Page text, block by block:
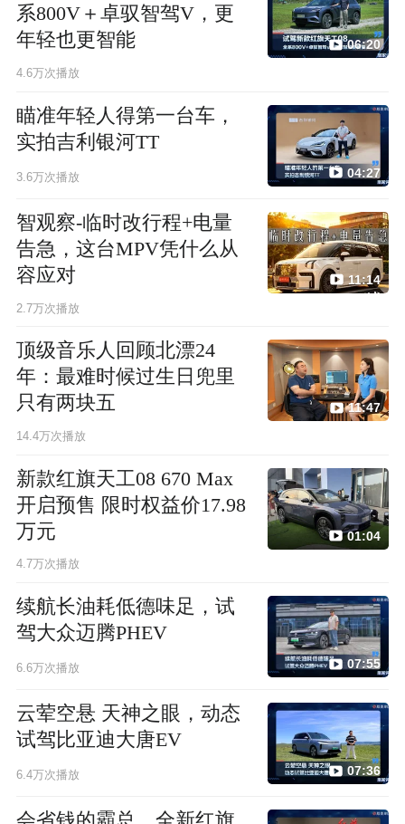
系800V＋卓驭智驾V，更
年轻也更智能
4.6万次播放
06:20
瞄准年轻人得第一台车，
实拍吉利银河TT
3.6万次播放 04:27
智观察-临时改行程+电量
告急，这台MPV凭什么从
容应对
2.7万次播放
11:14
顶级音乐人回顾北漂24
年：最难时候过生日兜里
只有两块五
14.4万次播放
11:47
新款红旗天工08 670 Max
开启预售 限时权益价17.98
万元
4.7万次播放
01:04
续航长油耗低德味足，试
驾大众迈腾PHEV
6.6万次播放 07:55
云荤空悬 天神之眼，动态
试驾比亚迪大唐EV
6.4万次播放 07:36